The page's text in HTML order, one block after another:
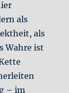
als
als
Wahre ist
– im